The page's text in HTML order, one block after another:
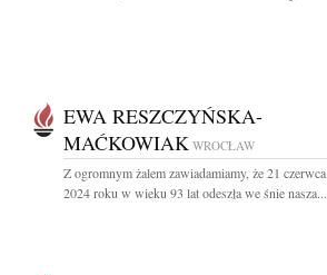
EWA RESZCZYŃSKA-
MAĆKOWIAK WROCŁAW
Z ogromnym żalem zawiadamiamy, że 21 czerwca
2024 roku w wieku 93 lat odeszła we śnie nasza...